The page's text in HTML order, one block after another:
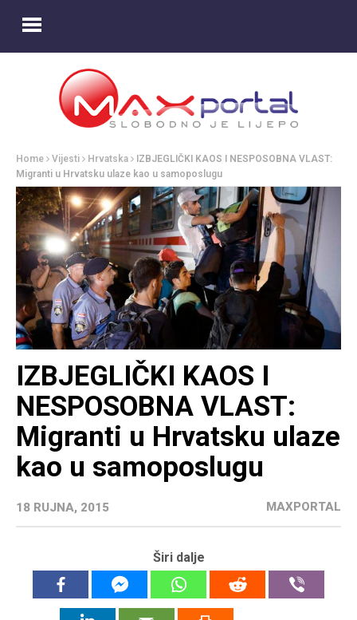
Home Vijesti Hrvatska
IZBJEGLIČKI KAOS I NESPOSOBNA VLAST:
Migranti u Hrvatsku ulaze kao u samoposlugu
IZBJEGLIČKI KAOS I
NESPOSOBNA VLAST:
Migranti u Hrvatsku ulaze
kao u samoposlugu
18 RUJNA, 2015 MAXPORTAL
Širi dalje